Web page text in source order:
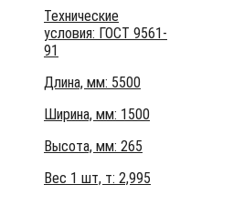
Технические
условия: ГОСТ 9561-
91
Длина, мм: 5500
Ширина, мм: 1500
Высота, мм: 265
Вес 1 шт, т: 2,995